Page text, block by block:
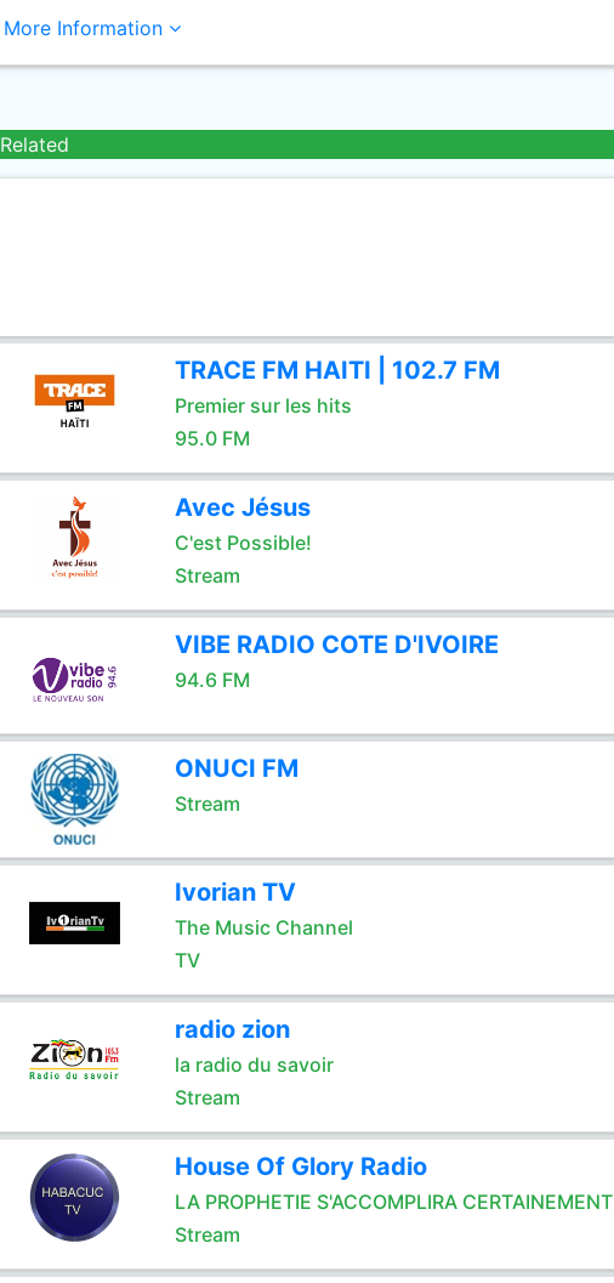
More Information
Related
TRACE FM HAITI | 102.7 FM
Premier sur les hits
95.0 FM
Avec Jésus
C'est Possible!
Stream
VIBE RADIO COTE D'IVOIRE
94.6 FM
ONUCI FM
Stream
Ivorian TV
The Music Channel
TV
radio zion
la radio du savoir
Stream
House Of Glory Radio
LA PROPHETIE S'ACCOMPLIRA CERTAINEMENT
Stream